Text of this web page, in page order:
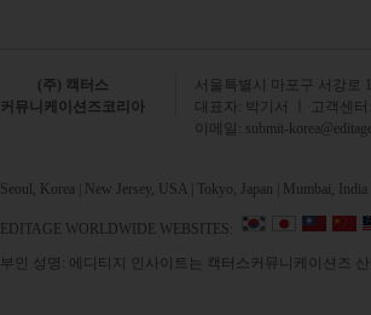
(주) 캑터스
커뮤니케이션즈코리아
서 울특별시 마포구 서강로
대표자: 박기서 ㅣ 고객센터:
이메일: submit-
Seoul, Korea | New Jersey, USA | Tokyo, Japan | Mumbai, India |
EDITAGE WORLDWIDE WEBSITES:
부인 성명: 에디티지 인사이트는 캑터스커뮤니케이션즈